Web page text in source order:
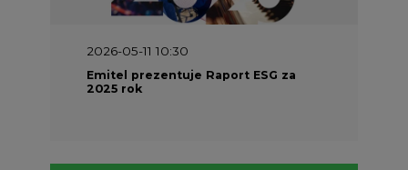
2026-04-27 06:30
Czy polskie firmy w ogóle wiedzą ile
energii zużywają? Raport Schneider